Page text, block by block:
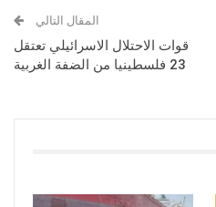
المقال التالي
قوات الاحتلال الاسرائيلي تعتقل
23 فلسطينيا من الضفة الغربية